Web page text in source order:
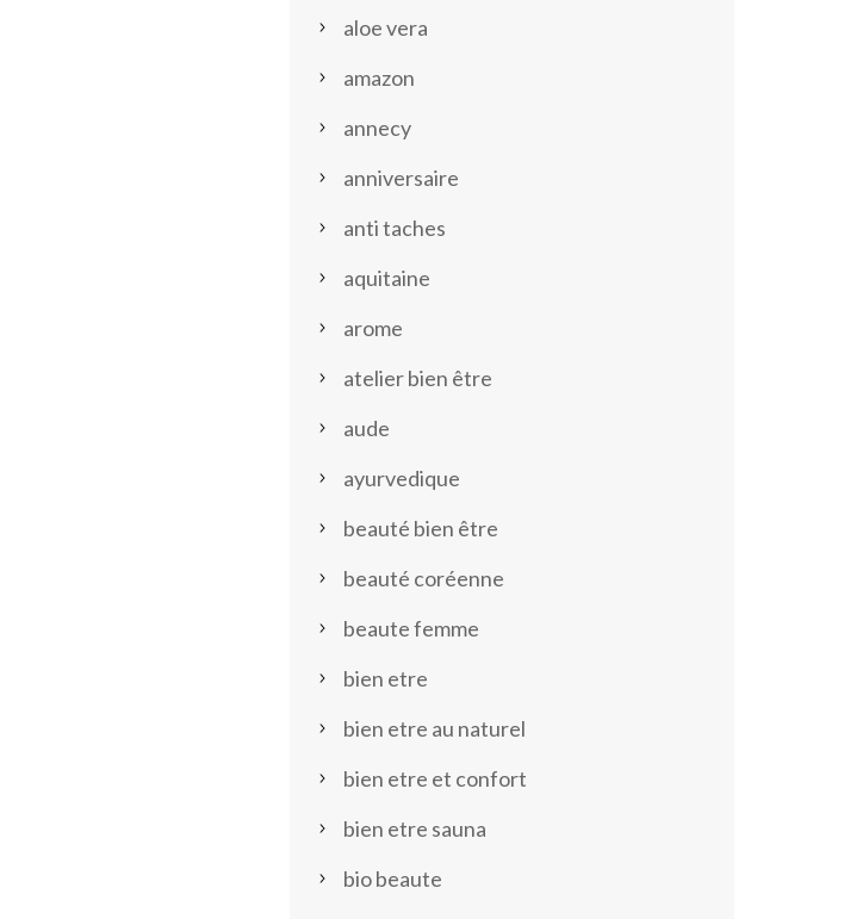
aloe vera
amazon
annecy
anniversaire
anti taches
aquitaine
arome
atelier bien être
aude
ayurvedique
beauté bien être
beauté coréenne
beaute femme
bien etre
bien etre au naturel
bien etre et confort
bien etre sauna
bio beaute